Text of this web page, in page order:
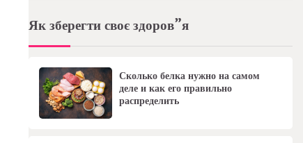
Як зберегти своє здоров”я
Сколько белка нужно на самом
деле и как его правильно
распределить